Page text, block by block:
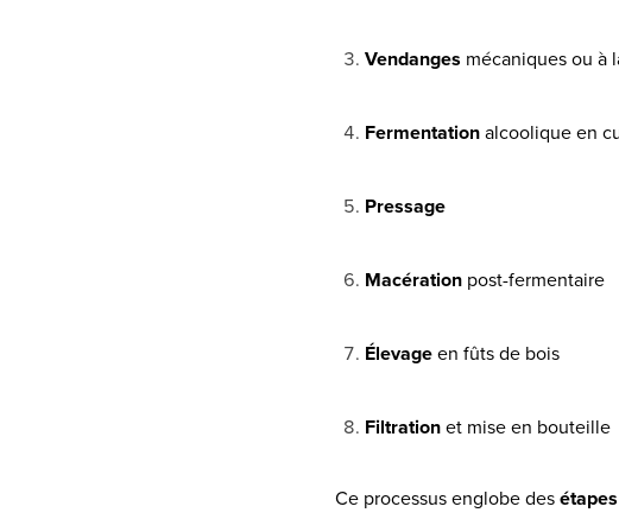
Vendanges mécaniques ou à
Fermentation alcoolique en
Pressage
Macération post-fermentaire
Élevage en fûts de bois
Filtration et mise en bouteille
Ce processus englobe des